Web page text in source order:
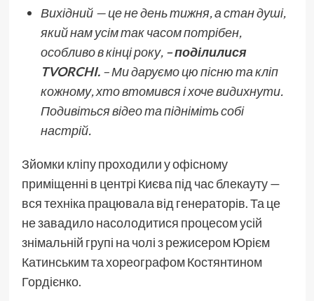
Вихідний — це не день тижня, а стан душі,
який нам усім так часом потрібен,
особливо в кінці року, – поділилися
TVORCHI.– Ми даруємо цю пісню та кліп
кожному, хто втомився і хоче видихнути.
Подивіться відео та підніміть собі
настрій.
Зйомки кліпу проходили у офісному
приміщенні в центрі Києва під час блекауту —
вся техніка працювала від генераторів. Та це
не завадило насолодитися процесом усій
знімальній групі на чолі з режисером Юрієм
Катинським та хореографом Костянтином
Гордієнко.